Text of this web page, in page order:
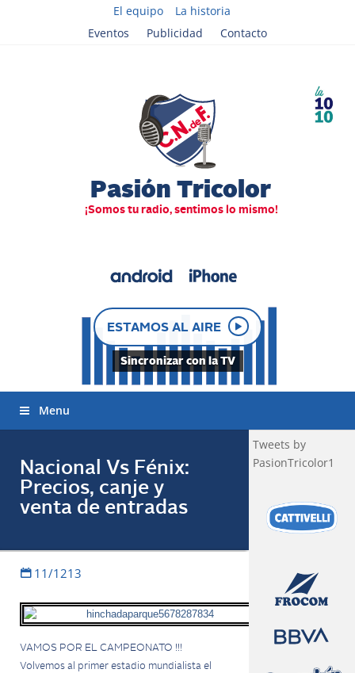
El equipo
La historia
Eventos
Publicidad Contacto
ESTAMOS AL AIRE
Sincronizar con la TV
Menu
Nacional Vs Fénix:
Precios, canje y
venta de entradas
11/1213
VAMOS POR EL CAMPEONATO !!!
Volvemos al primer estadio mundialista el
Tweets by
PasionTricolor1